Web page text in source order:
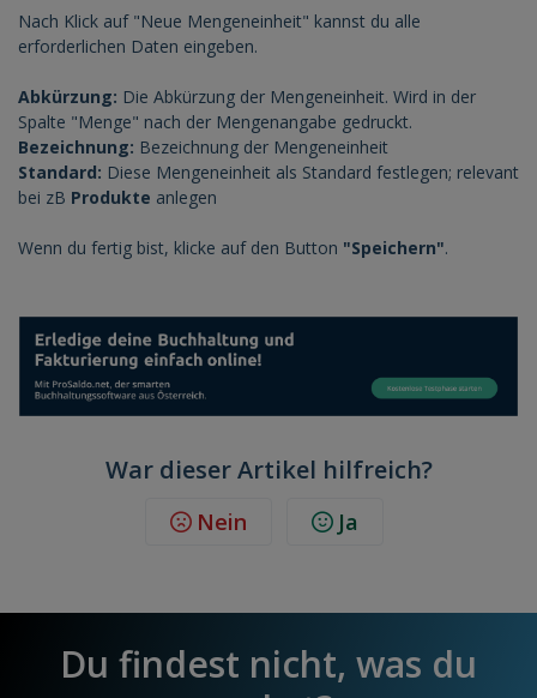
Nach Klick auf "Neue Mengeneinheit" kannst du alle
erforderlichen Daten eingeben.
Abkürzung: Die Abkürzung der Mengeneinheit. Wird in der
Spalte "Menge" nach der Mengenangabe gedruckt.
Bezeichnung: Bezeichnung der Mengeneinheit
Standard: Diese Mengeneinheit als Standard festlegen; relevant
bei zB Produkte anlegen
Wenn du fertig bist, klicke auf den Button "Speichern".
War dieser Artikel hilfreich?
Nein Ja
Du findest nicht, was du